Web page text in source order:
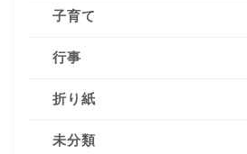
子育て
行事
折り紙
未分類